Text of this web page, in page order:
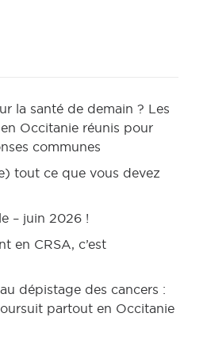
la santé de demain ? Les
Occitanie réunis pour
communes
tout ce que vous devez
– juin 2026 !
en CRSA, c’est
dépistage des cancers :
partout en Occitanie